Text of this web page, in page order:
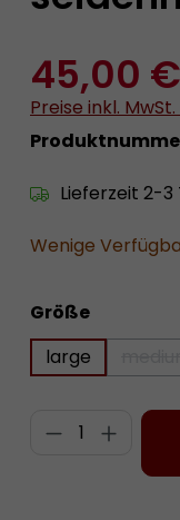
45,00 €
Preise inkl.
Lieferzeit 2-3
Wenige
Größe
large
Produkt